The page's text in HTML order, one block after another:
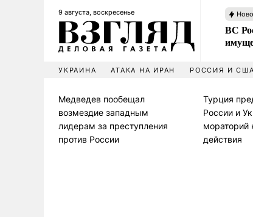
9 августа, воскресенье
ВС
УКРАИНА АТАКА НА ИРАН РОССИЯ И США
Медведев пообещал
возмездие западным
лидерам за преступления
против России
Турция
России и
мораторий
действия